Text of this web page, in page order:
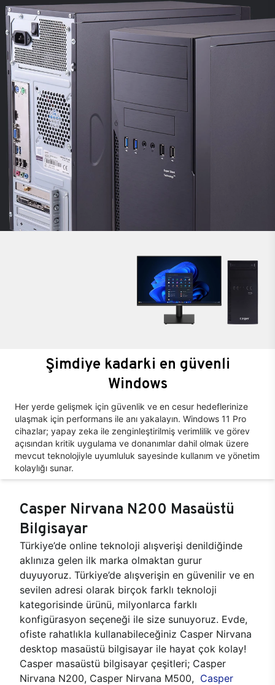
Şimdiye kadarki en güvenli
Windows
Her yerde gelişmek için güvenlik ve en cesur hedeflerinize
ulaşmak için performans ile anı yakalayın. Windows 11 Pro
cihazlar; yapay zeka ile zenginleştirilmiş verimlilik ve görev
açısından kritik uygulama ve donanımlar dahil olmak üzere
mevcut teknolojiyle uyumluluk sayesinde kullanım ve yönetim
kolaylığı sunar.
Casper Nirvana N200 Masaüstü
Bilgisayar
Türkiye’de online teknoloji alışverişi denildiğinde
aklınıza gelen ilk marka olmaktan gurur
duyuyoruz. Türkiye’de alışverişin en güvenilir ve en
sevilen adresi olarak birçok farklı teknoloji
kategorisinde ürünü, milyonlarca farklı
konfigürasyon seçeneği ile size sunuyoruz. Evde,
ofiste rahatlıkla kullanabileceğiniz Casper Nirvana
desktop masaüstü bilgisayar ile hayat çok kolay!
Casper masaüstü bilgisayar çeşitleri; Casper
Nirvana N200, Casper Nirvana M500, Casper